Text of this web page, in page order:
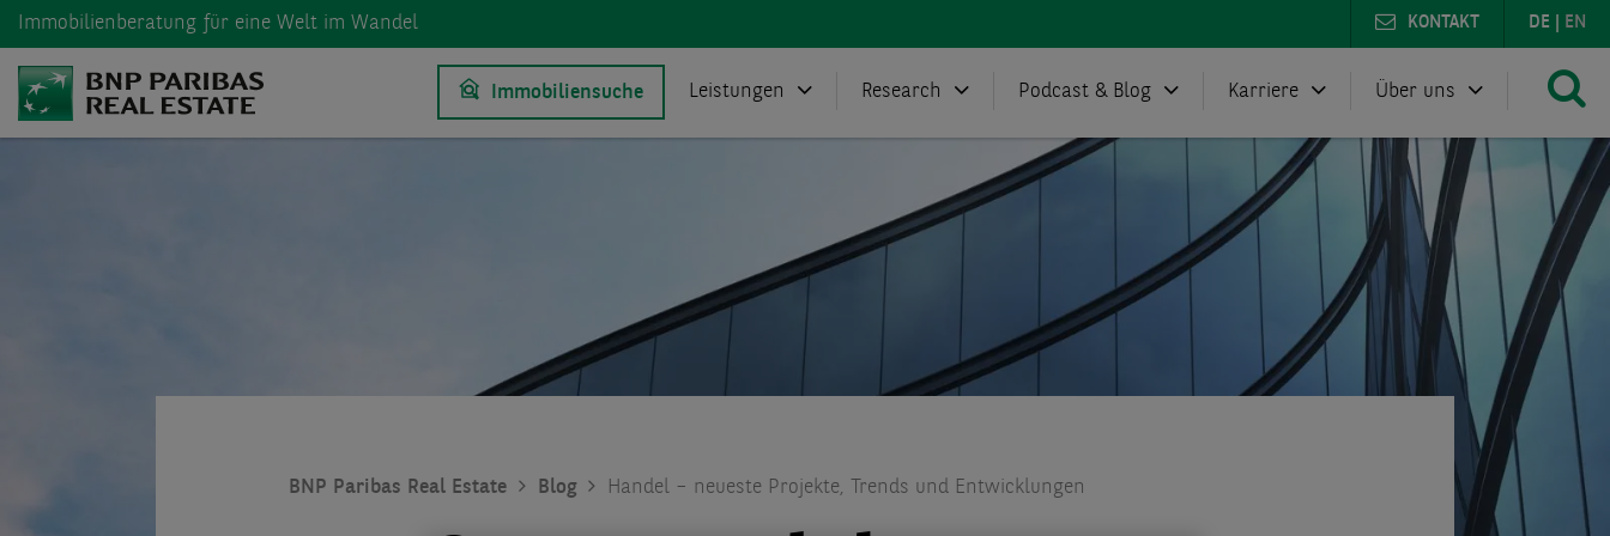
Immobilienberatung für eine Welt im Wandel DE EN
KONTAKT
Immobiliensuche Leistungen Research Podcast & Blog Karriere Über uns
BNP Paribas Real Estate Blog Handel – neueste Projekte, Trends und Entwicklungen